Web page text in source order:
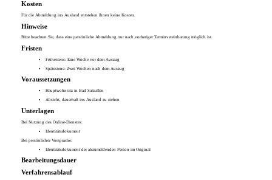
Kosten
Für die Abmeldung ins Ausland entstehen Ihnen keine Kosten.
Hinweise
Bitte beachten Sie, dass eine persönliche Abmeldung nur nach vorheriger Terminvereinbarung möglich ist.
Fristen
Frühestens: Eine Woche vor dem Auszug
Spätestens: Zwei Wochen nach dem Auszug
Voraussetzungen
Hauptwohnsitz in Bad Salzuflen
Absicht, dauerhaft ins Ausland zu ziehen
Unterlagen
Bei Nutzung des Online-Dienstes:
Identitätsdokument
Bei persönlicher Vorsprache:
Identitätsdokument der abzumeldenden Person im Original
Bearbeitungsdauer
Verfahrensablauf